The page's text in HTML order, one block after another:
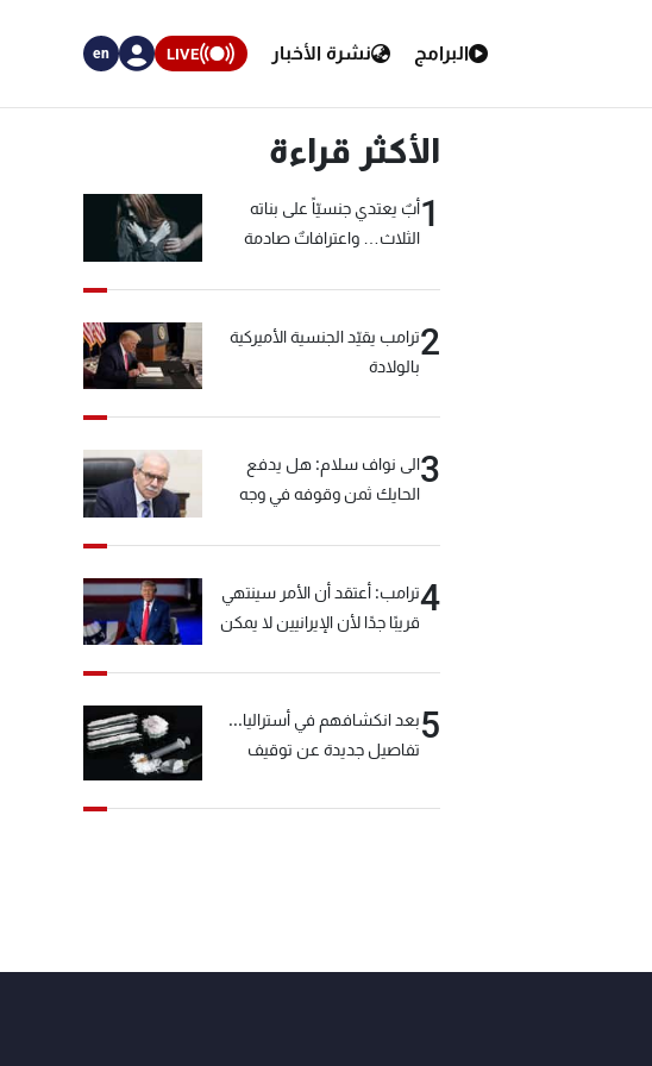
البرامج نشرة الأخبار LIVE
en
الأكثر قراءة
1أبٌ يعتدي جنسيّاً على بناته
الثلاث… واعترافاتٌ صادمة
2ترامب يقيّد الجنسية الأميركية
بالولادة
3الى نواف سلام: هل يدفع
الحايك ثمن وقوفه في وجه
4ترامب: أعتقد أن الأمر سينتهي
قريبًا جدًا لأن الإيرانيين لا يمكن
5بعد انكشافهم في أستراليا...
تفاصيل جديدة عن توقيف